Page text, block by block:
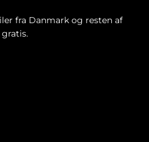
fra Danmark og resten af